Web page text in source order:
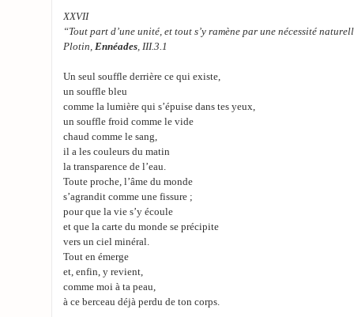
XXVII
“Tout part d’une unité, et tout s’y ramène par une nécessité
Plotin, Ennéades, III.3.1
Un seul souffle derrière ce qui existe,
un souffle bleu
comme la lumière qui s’épuise dans tes yeux,
un souffle froid comme le vide
chaud comme le sang,
il a les couleurs du matin
la transparence de l’eau.
Toute proche, l’âme du monde
s’agrandit comme une fissure ;
pour que la vie s’y écoule
et que la carte du monde se précipite
vers un ciel minéral.
Tout en émerge
et, enfin, y revient,
comme moi à ta peau,
à ce berceau déjà perdu de ton corps.